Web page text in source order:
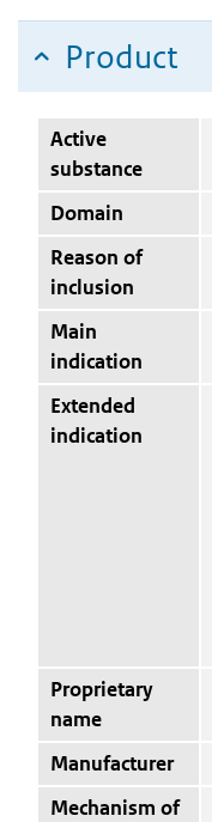
Product
Active
substance
Domain
Reason of
inclusion
Main
indication
Extended
indication
Proprietary
name
Manufacturer
Mechanism of